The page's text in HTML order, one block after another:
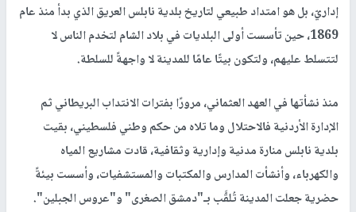
إداريّ، بل هو امتداد طبيعي لتاريخ بلدية نابلس العريق الذي بدأ منذ عام
1869، حين تأسست أولى البلديات في بلاد الشام لتخدم الناس لا
لتتسلط عليهم، ولتكون بيتًا عامًا للمدينة لا واجهةً للسلطة.
منذ نشأتها في العهد العثماني، مرورًا بفترات الانتداب البريطاني ثم
الإدارة الأردنية فالاحتلال وما تلاه من حكم وطني فلسطيني، بقيت
بلدية نابلس منارة مدنية وإدارية وثقافية، قادت مشاريع المياه
والكهرباء، وأنشأت المدارس والمكتبات والمستشفيات، وأسست بيئةً
حضرية جعلت المدينة تُلقَّب بـ"دمشق الصغرى" و"عروس الجبلين".